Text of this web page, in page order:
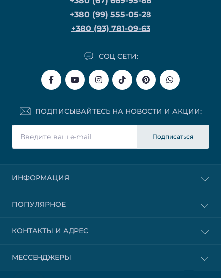
+380 (99) 555-05-28
+380 (93) 781-09-63
СОЦ СЕТИ:
ПОДПИСЫВАЙТЕСЬ НА НОВОСТИ И АКЦИИ:
Подписаться
ИНФОРМАЦИЯ
ПОПУЛЯРНОЕ
КОНТАКТЫ И АДРЕС
МЕССЕНДЖЕРЫ